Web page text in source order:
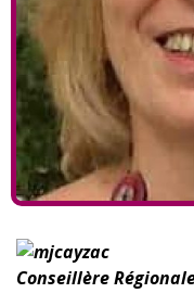
Conseillère